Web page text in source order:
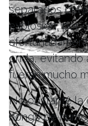
separados del
explosión, por
onda, evitando
fueran mucho
No obstante la
hongo de